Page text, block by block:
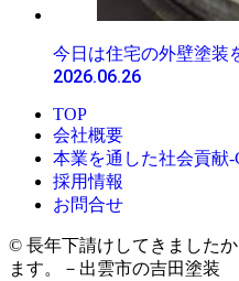
今日は住宅の外壁塗装
2026.06.26
TOP
会社概要
本業を通した社会貢献-
採用情報
お問合せ
© 長年下請けしてきました
ます。－出雲市の吉田塗装